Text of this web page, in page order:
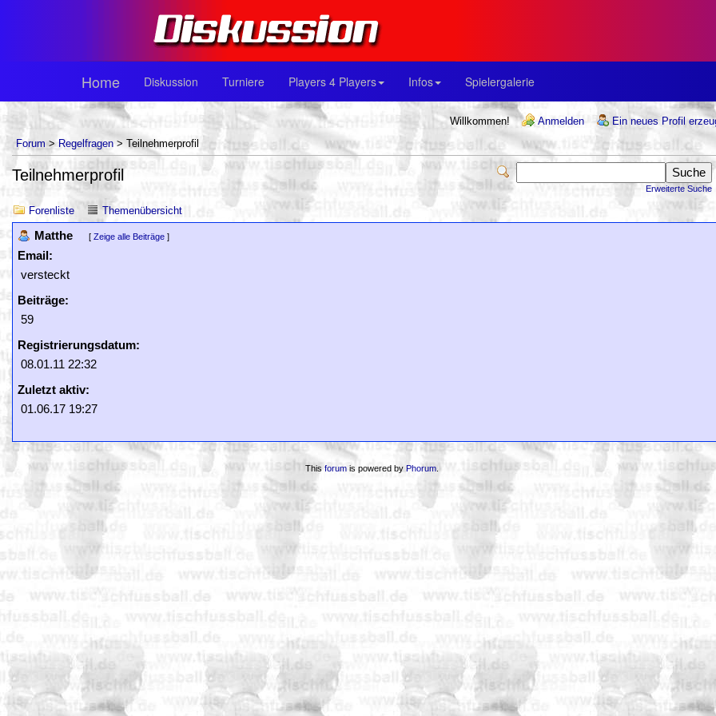
Home Diskussion Turniere Players 4 Players Infos Spielergalerie
Willkommen! Anmelden
Ein neues Profil
Forum > Regelfragen > Teilnehmerprofil
Erweiterte Suche
Teilnehmerprofil
Forenliste Themenübersicht
Matthe [ Zeige alle Beiträge ]
Email:
versteckt
Beiträge:
59
Registrierungsdatum:
08.01.11 22:32
Zuletzt aktiv:
01.06.17 19:27
Thisforumis powered by Phorum.